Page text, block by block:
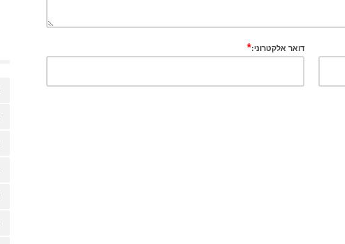
דואר אלקטרוני:*